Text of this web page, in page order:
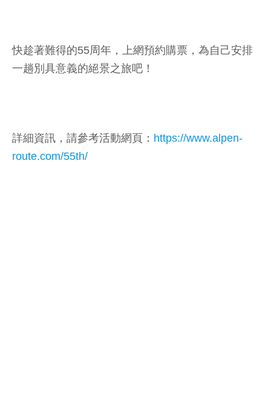
快趁著難得的55周年，上網預約購票，為自己安排
一趟別具意義的絕景之旅吧！
詳細資訊，請參考活動網頁： https://www.alpen-
route.com/55th/